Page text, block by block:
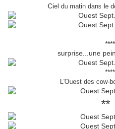
Ciel du matin dans le
surprise...une
L'Ouest des cow-
**